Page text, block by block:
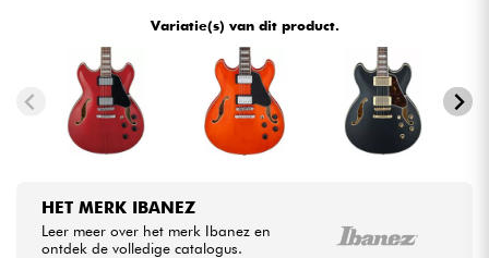
Bekijk onze merken
Variatie(s) van dit product.
HET MERK IBANEZ
Leer meer over het merk Ibanez en
ontdek de volledige catalogus.